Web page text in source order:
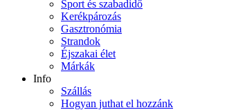
Sport és szabadidő
Kerékpározás
Gasztronómia
Strandok
Éjszakai élet
Márkák
Info
Szállás
Hogyan juthat el hozzánk